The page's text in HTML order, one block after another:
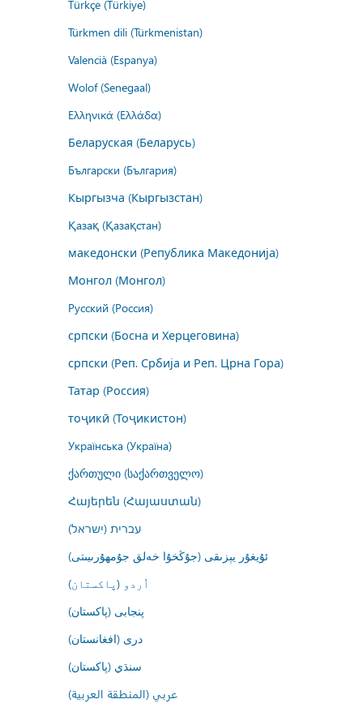
Türkçe (Türkiye)
Türkmen dili (Türkmenistan)
Valencià (Espanya)
Wolof (Senegaal)
Ελληνικά (Ελλάδα)
Беларуская (Беларусь)
Български (България)
Кыргызча (Кыргызстан)
Қазақ (Қазақстан)
македонски (Република Македонија)
Монгол (Монгол)
Русский (Россия)
српски (Босна и Херцеговина)
српски (Реп. Србија и Реп. Црна Гора)
Татар (Россия)
тоҷикӣ (Тоҷикистон)
Українська (Україна)
ქართული (საქართველო)
Հայերեն (Հայաստան)
עברית (ישראל)
ئۇيغۇر يېزىقى (جۇڭخۇا خەلق جۇمھۇرىيىتى)
اُردو (پاکستان)
پنجابی (پاکستان)
درى (افغانستان)
سنڌي (پاکستان)
عربي (المنطقة العربية)